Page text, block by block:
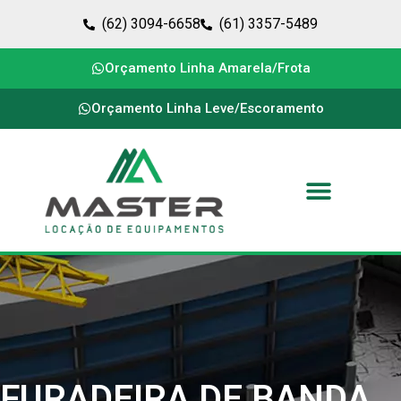
(62) 3094-6658 (61) 3357-5489
Orçamento Linha Amarela/Frota
Orçamento Linha Leve/Escoramento